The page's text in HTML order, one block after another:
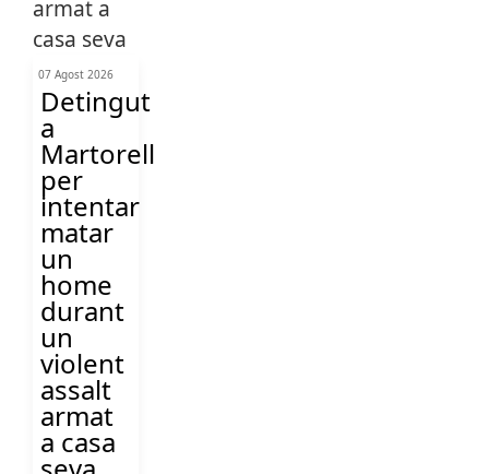
07 Agost 2026
Detingut
a
Martorell
per
intentar
matar
un
home
durant
un
violent
assalt
armat
a casa